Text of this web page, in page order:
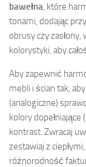
bawełna , które
tonami, dodając
obrusy czy
kolorystyki, aby
Aby zapewnić
mebli i ścian tak,
(analogiczne)
kolory
kontrast. Zwracaj
zestawiaj z
różnorodność